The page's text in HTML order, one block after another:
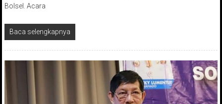
Bolsel. Acara
Baca selengkapnya